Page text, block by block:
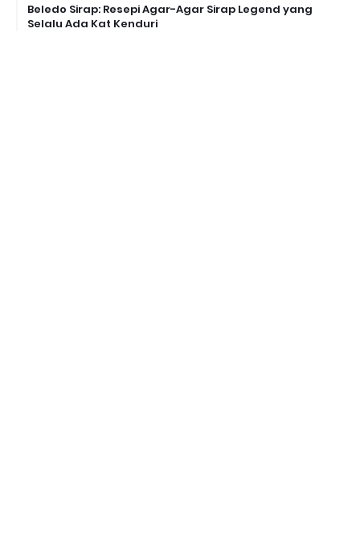
Beledo Sirap: Resepi Agar-Agar Sirap Legend yang
Selalu Ada Kat Kenduri